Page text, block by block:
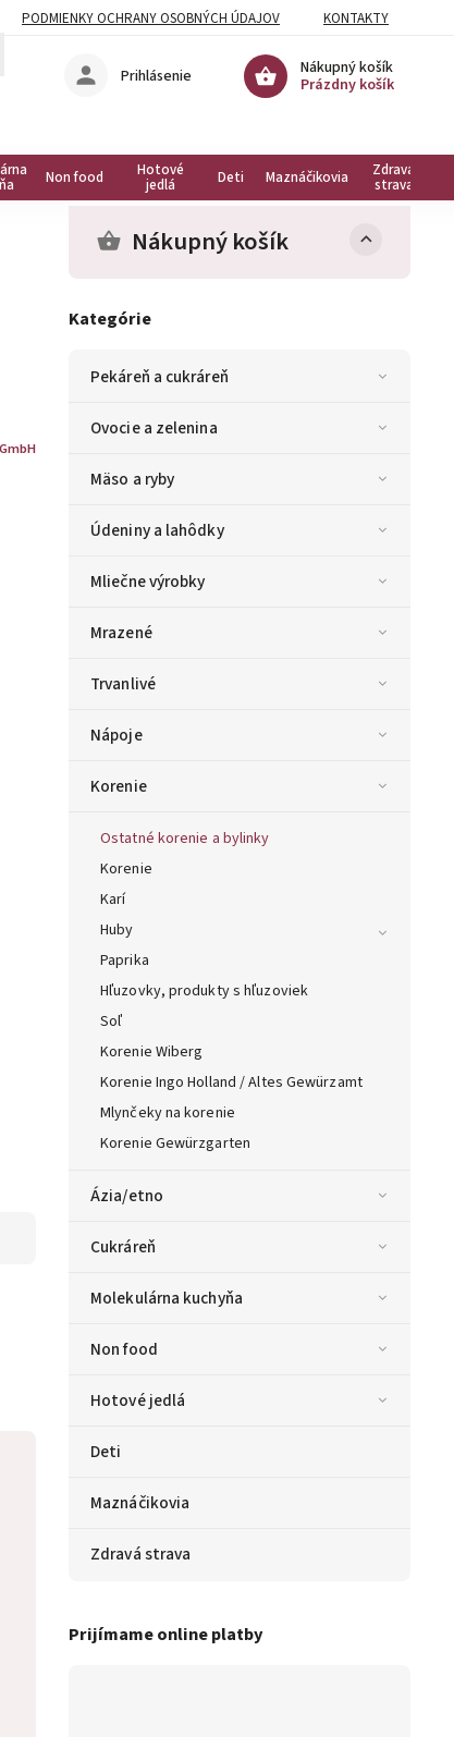
PODMIENKY OCHRANY OSOBNÝCH ÚDAJOV KONTAKTY
Nákupný košík
Prázdny košík
Prihlásenie
Non food Hotové
jedlá Deti Maznáčikovia Zdravá
strava
Nákupný košík
Kategórie
Pekáreň a cukráreň
Ovocie a zelenina
Mäso a ryby
Údeniny a lahôdky
Mliečne výrobky
Mrazené
Trvanlivé
Nápoje
Korenie
Ostatné korenie a bylinky
Korenie
Karí
Huby
Paprika
Hľuzovky, produkty s hľuzoviek
Soľ
Korenie Wiberg
Korenie Ingo Holland / Altes Gewürzamt
Mlynčeky na korenie
Korenie Gewürzgarten
Ázia/etno
Cukráreň
Molekulárna kuchyňa
Non food
Hotové jedlá
Deti
Maznáčikovia
Zdravá strava
Prijímame online platby